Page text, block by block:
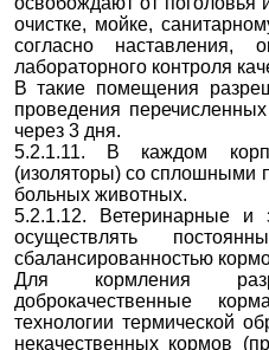
очистке, мойке,
согласно наставления,
лабораторного контроля
В такие помещения
проведения
через 3 дня.
5.2.1.11. В каждом
(изоляторы) со сплошными
больных животных.
5.2.1.12. Ветеринарные и
осуществлять
сбалансированностью
Для кормления
доброкачественные
технологии термической
некачественных кормов